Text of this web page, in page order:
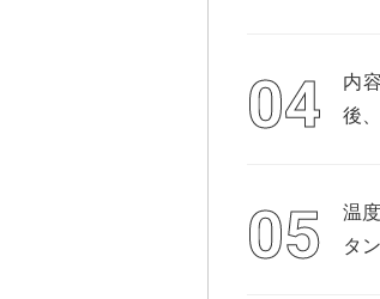
内
後
温
タ